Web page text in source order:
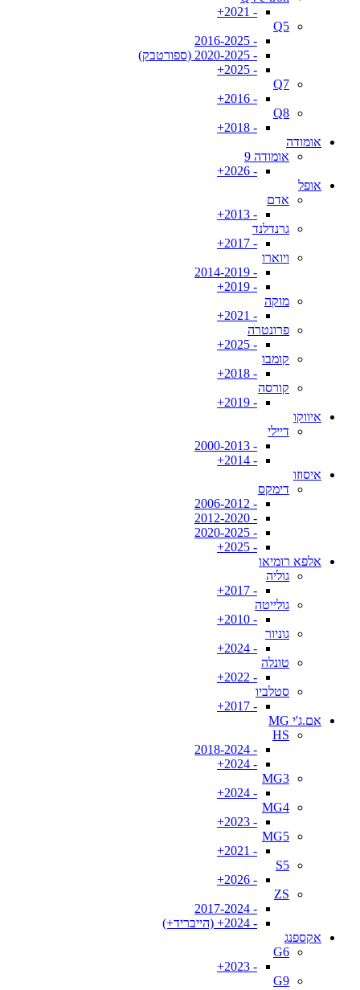
- 2021+
Q5
- 2016-2025
- 2020-2025 (ספורטבק)
- 2025+
Q7
- 2016+
Q8
- 2018+
אומודה
אומודה 9
- 2026+
אופל
אדם
- 2013+
גרנדלנד
- 2017+
ויוארו
- 2014-2019
- 2019+
מוקה
- 2021+
פרונטרה
- 2025+
קומבו
- 2018+
קורסה
- 2019+
איווקו
דיילי
- 2000-2013
- 2014+
איסוזו
דימקס
- 2006-2012
- 2012-2020
- 2020-2025
- 2025+
אלפא רומיאו
גוליה
- 2017+
גולייטה
- 2010+
גוניור
- 2024+
טונלה
- 2022+
סטלביו
- 2017+
אם.ג'י MG
HS
- 2018-2024
- 2024+
MG3
- 2024+
MG4
- 2023+
MG5
- 2021+
S5
- 2026+
ZS
- 2017-2024
- 2024+ (הייבריד+)
אקספנג
G6
- 2023+
G9